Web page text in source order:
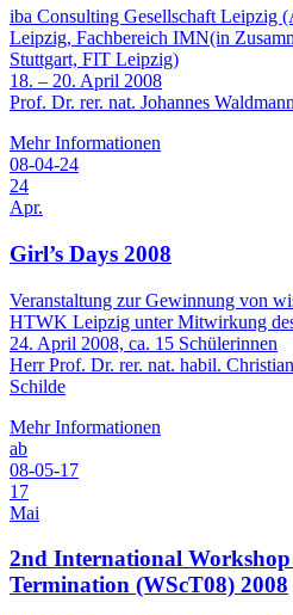
iba Consulting Gesellschaft Leipzig
Leipzig, Fachbereich IMN(in
Stuttgart, FIT Leipzig)
18. – 20. April 2008
Prof. Dr. rer. nat. Johannes Waldmann
Mehr Informationen
08-04-24
24
Apr.
Girl’s Days 2008
Veranstaltung zur Gewinnung von
HTWK Leipzig unter Mitwirkung
24. April 2008, ca. 15 Schülerinnen
Herr Prof. Dr. rer. nat. habil.
Schilde
Mehr Informationen
ab
08-05-17
17
Mai
2nd International
Termination (WScT08) 2008